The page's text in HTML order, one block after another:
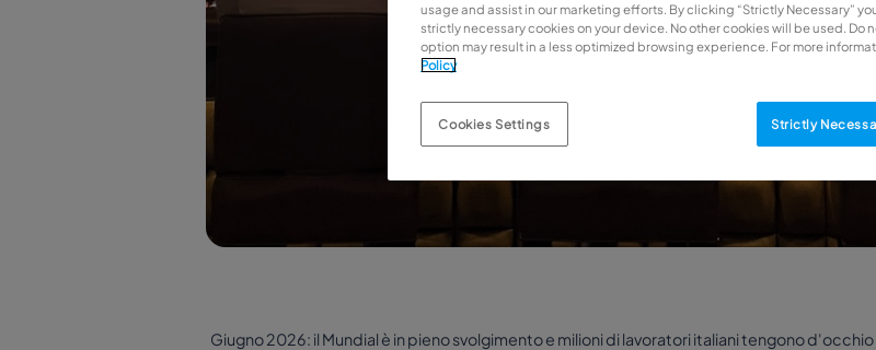
Giugno 2026: il Mundial è in pieno svolgimento e milioni di lavoratori italiani tengono
usage and assist in our marketing efforts. By clicking “Strictly Necessary”
strictly necessary cookies on your device. No other cookies will be used. Do
option may result in a less optimized browsing experience. For more
Policy
Strictly
Cookies Settings